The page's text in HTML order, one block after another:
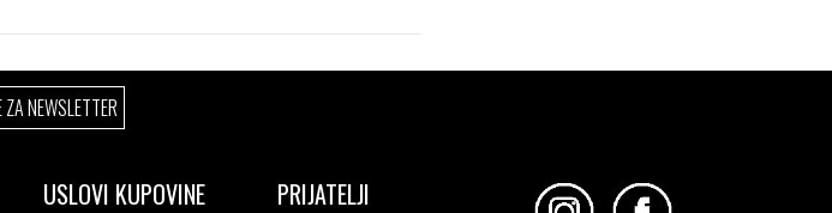
Izaberi željeni broj:
41
ZA NEWSLETTER
USLOVI KUPOVINE PRIJATELJI